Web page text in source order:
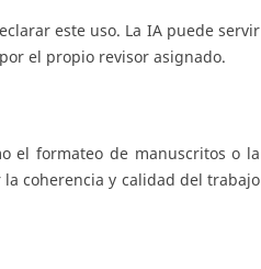
este uso. La IA puede servir
el propio revisor asignado.
el formateo de manuscritos o la
coherencia y calidad del trabajo